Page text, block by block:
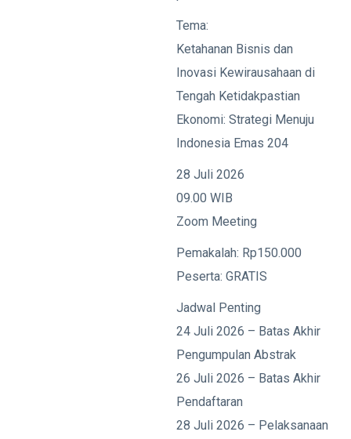
Tema:
Ketahanan Bisnis dan
Inovasi Kewirausahaan di
Tengah Ketidakpastian
Ekonomi: Strategi Menuju
Indonesia Emas 204
28 Juli 2026
09.00 WIB
Zoom Meeting
Pemakalah: Rp150.000
Peserta: GRATIS
Jadwal Penting
24 Juli 2026 – Batas Akhir
Pengumpulan Abstrak
26 Juli 2026 – Batas Akhir
Pendaftaran
28 Juli 2026 – Pelaksanaan